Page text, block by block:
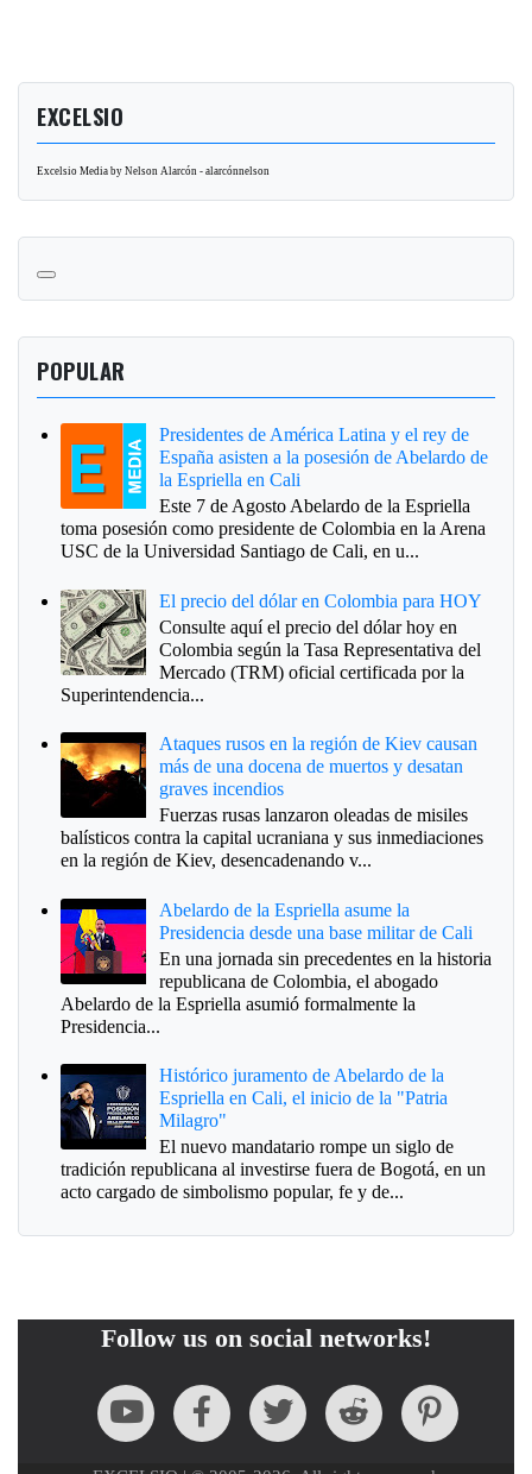
EXCELSIO
Excelsio Media by Nelson Alarcón - alarcónnelson
POPULAR
Presidentes de América Latina y el rey de
España asisten a la posesión de Abelardo de
la Espriella en Cali
Este 7 de Agosto Abelardo de la Espriella
toma posesión como presidente de Colombia en la Arena
USC de la Universidad Santiago de Cali, en u...
El precio del dólar en Colombia para HOY
Consulte aquí el precio del dólar hoy en
Colombia según la Tasa Representativa del
Mercado (TRM) oficial certificada por la
Superintendencia...
Ataques rusos en la región de Kiev causan
más de una docena de muertos y desatan
graves incendios
Fuerzas rusas lanzaron oleadas de misiles
balísticos contra la capital ucraniana y sus inmediaciones
en la región de Kiev, desencadenando v...
Abelardo de la Espriella asume la
Presidencia desde una base militar de Cali
En una jornada sin precedentes en la historia
republicana de Colombia, el abogado
Abelardo de la Espriella asumió formalmente la
Presidencia...
Histórico juramento de Abelardo de la
Espriella en Cali, el inicio de la "Patria
Milagro"
El nuevo mandatario rompe un siglo de
tradición republicana al investirse fuera de Bogotá, en un
acto cargado de simbolismo popular, fe y de...
Follow us on social networks!